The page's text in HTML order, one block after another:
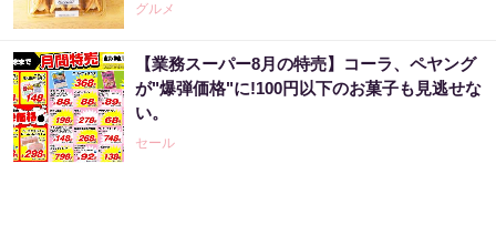
あなたの金運、今が変わる時かもしれません
PR（合同会社デジタルファーム ）
グルメ
【業務スーパー8月の特売】コーラ、ペヤング
が"爆弾価格"に!100円以下のお菓子も見逃せな
い。
セール